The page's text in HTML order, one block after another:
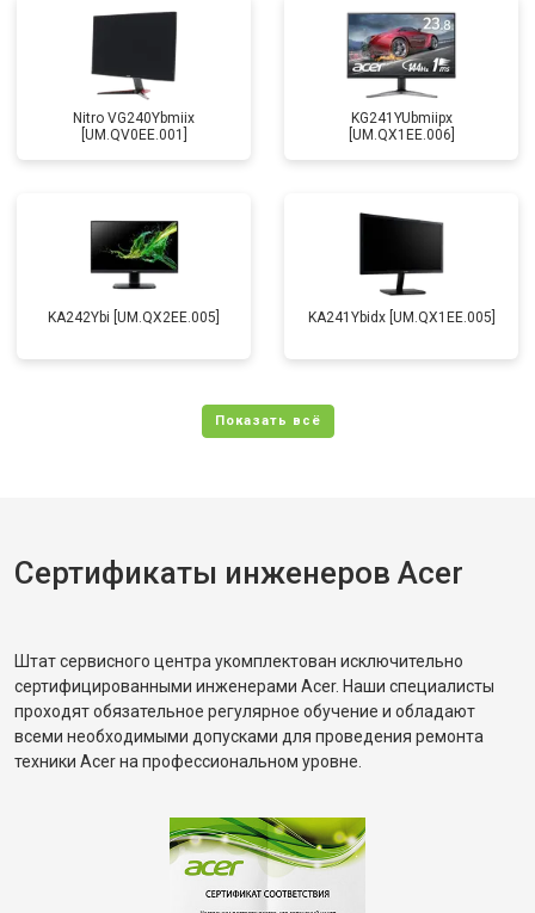
Nitro VG240Ybmiix
[UM.QV0EE.001]
KG241YUbmiipx
[UM.QX1EE.006]
KA242Ybi [UM.QX2EE.005] KA241Ybidx [UM.QX1EE.005]
Сертификаты инженеров Acer
Штат сервисного центра укомплектован исключительно
сертифицированными инженерами Acer. Наши специалисты
проходят обязательное регулярное обучение и обладают
всеми необходимыми допусками для проведения ремонта
техники Acer на профессиональном уровне.